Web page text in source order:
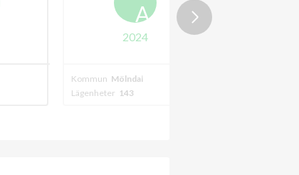
A
2024
Kommun Mölndal
Lägenheter 143